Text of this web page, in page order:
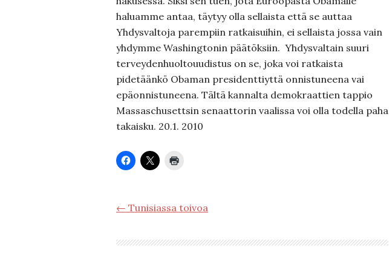
haluamme antaa, täytyy olla sellaista että se auttaa
Yhdysvaltoja parempiin ratkaisuihin, ei sellaista jossa vain
yhdymme Washingtonin päätöksiin. Yhdysvaltain suuri
terveydenhuoltouudistus on se, joka voi ratkaista
pidetäänkö Obaman presidenttiyttä onnistuneena vai
epäonnistuneena. Tältä kannalta demokraattien tappio
Massaschusettsin senaattorin vaalissa voi olla todella paha
takaisku. 20.1. 2010
← Tunisiassa toivoa